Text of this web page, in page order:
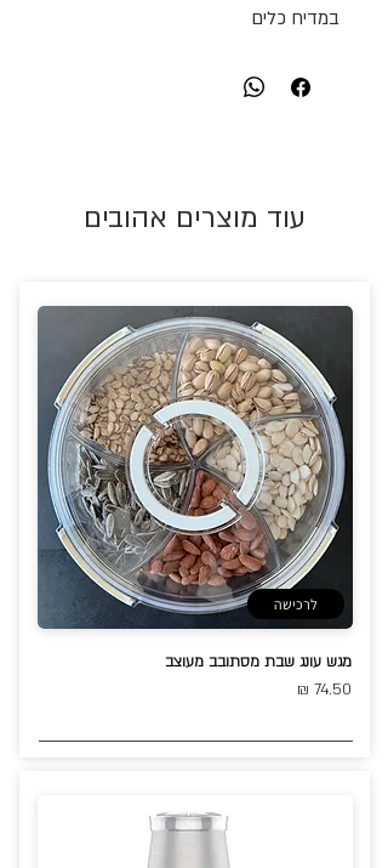
במדיח כלים
עוד מוצרים אהובים
לרכישה
מגש עונג שבת מסתובב מעוצב
74.50 ₪